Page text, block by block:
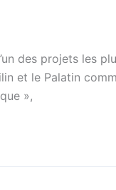
des projets les
et le Palatin
»,